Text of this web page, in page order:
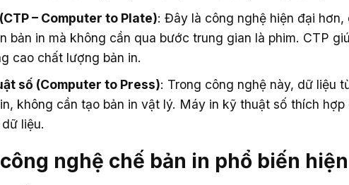
– Computer to Plate): Đây là công nghệ hiện đại
bản in mà không cần qua bước trung gian là phim. CTP
cao chất lượng bản in.
số (Computer to Press): Trong công nghệ này, dữ liệu
không cần tạo bản in vật lý. Máy in kỹ thuật số thích
liệu.
nghệ chế bản in phổ biến